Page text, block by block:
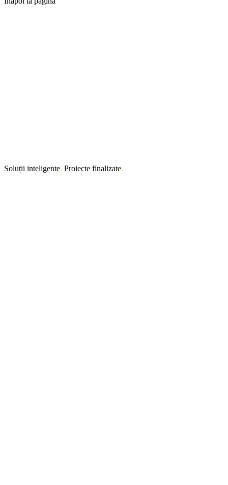
Soluții inteligente. Proiecte finalizate.